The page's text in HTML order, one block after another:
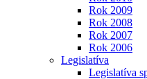
Rok 2009
Rok 2008
Rok 2007
Rok 2006
Legislatíva
Legislatíva